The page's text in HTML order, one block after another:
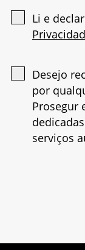
Li e
Desejo
por
Prosegur
serviços